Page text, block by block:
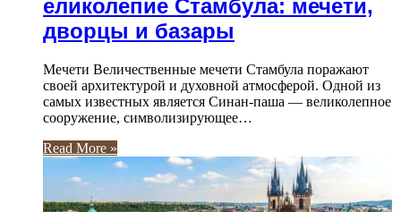
еликолепие Стамбула: мечети,
дворцы и базары
Мечети Величественные мечети Стамбула поражают
своей архитектурой и духовной атмосферой. Одной из
самых известных является Синан-паша — великолепное
сооружение, символизирующее…
Read More »